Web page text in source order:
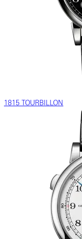
1815 TOURBILLON